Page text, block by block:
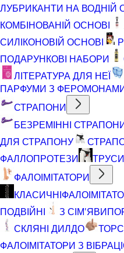
ЛУБРИКАНТИ НА ВОДНІЙ
КОМБІНОВАНІЙ ОСНОВІ
СИЛІКОНОВІЙ ОСНОВІ
ПОДАРУНКОВІ НАБОРИ
ЛІТЕРАТУРА ДЛЯ НЕЇ
ПАРФУМИ З
СТРАПОНИ
БЕЗРЕМІННІ
ДЛЯ СТРАПОНУ
ФАЛЛОПРОТЕЗИ
ФАЛОІМІТАТОРИ
КЛАСИЧНІ
ПОДВІЙНІ
З
СКЛЯНІ ДИЛДО
ФАЛОІМІТАТОРИ З